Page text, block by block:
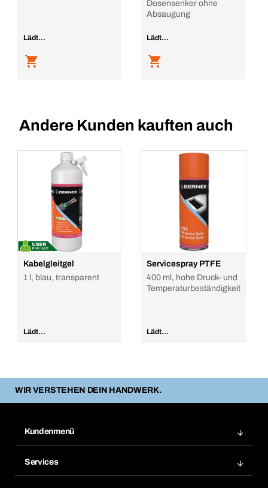
Lädt...
Dosensenker ohne
Absaugung
Lädt...
Andere Kunden kauften auch
Kabelgleitgel
1 l, blau, transparent
Lädt...
Servicespray PTFE
400 ml, hohe Druck- und
Temperaturbeständigkeit
Lädt...
WIR VERSTEHEN DEIN HANDWERK.
Kundenmenü
Services